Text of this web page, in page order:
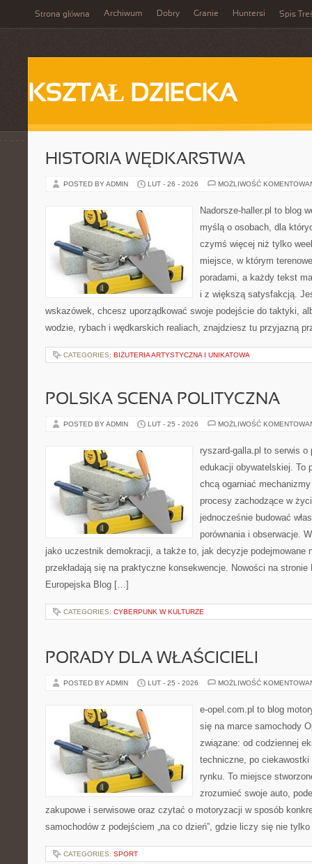
Strona główna Archiwum Dobry Granie Huntersi Spis
KSZTAŁ DZIECKA
HISTORIA WĘDKARSTWA
POSTED BY ADMIN LUT - 26 - 2026 MOŻLIWOŚĆ
Nadorsze-haller.pl to blog
myślą o osobach, dla
czymś więcej niż tylko
miejsce, w którym
poradami, a każdy tekst
i z większą satysfakcją.
wskazówek, chcesz uporządkować swoje podejście do taktyki,
wodzie, rybach i wędkarskich realiach, znajdziesz tu przyjazną
CATEGORIES: BIŻUTERIA ARTYSTYCZNA I UNIKATOWA
POLSKA SCENA POLITYCZNA
POSTED BY ADMIN LUT - 25 - 2026 MOŻLIWOŚĆ
ryszard-galla.pl to serwis
edukacji obywatelskiej. To
chcą ogarniać
procesy zachodzące w
jednocześnie budować
porównania i obserwacje.
jako uczestnik demokracji, a także to, jak decyzje podejmowane
przekładają się na praktyczne konsekwencje. Nowości na
Europejska Blog […]
CATEGORIES: CYBERPUNK W KULTURZE
PORADY DLA WŁAŚCICIELI
POSTED BY ADMIN LUT - 25 - 2026 MOŻLIWOŚĆ
e-opel.com.pl to blog
się na marce samochody
związane: od codziennej
techniczne, po
rynku. To miejsce
zrozumieć swoje auto,
zakupowe i serwisowe oraz czytać o motoryzacji w sposób
samochodów z podejściem „na co dzień”, gdzie liczy się nie
CATEGORIES: SPORT